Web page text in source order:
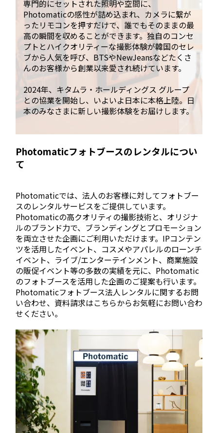
専門的にセットされた照明や空間に、
Photomaticの感性が詰め込まれ、カメラに繋が
ったリモコンを押すだけで、誰でもそのままの最
高の瞬間を収めることができます。独自のコンセ
プトとハイクオリティーな撮影体験が韓国のセレ
ブから人気を呼び、BTSやNewJeansなどたくさ
んのお客様から創業以来愛され続けています。
2024年、キタムラ・ホールディングス グループ
との協業を開始し、いよいよ日本に本格上陸。日
本のみなさまに新しい撮影体験をお届けします。
Photomaticフォトブースのレンタルについ
て
Photomaticでは、法人のお客様に対してフォトブー
スのレンタルサービスをご提供しています。
Photomaticの高クオリティの撮影技術と、オリジナ
ルのブランド力で、ブランディングとプロモーション
を両立させた企画にご利用いただけます。IPコンテン
ツを活用したイベント、コスメやアパレルのローンチ
イベント、ライブ/エンターテインメント、商業施設
の販促イベント等の多数の実績を元に、Photomatic
のフォトブースを活用した企画のご提案も行います。
Photomaticフォトブース法人レンタルに関するお問
い合わせ、資料請求はこちらからお気軽にお問い合わ
せください。